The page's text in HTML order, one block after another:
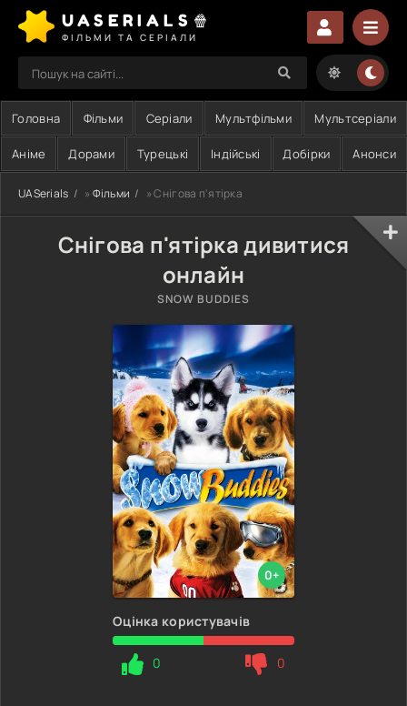
UASERIALS🍿
ФІЛЬМИ ТА СЕРІАЛИ
Головна Фільми Серіали Мультфільми Мультсеріали
Аніме Дорами Турецькі Індійські Добірки Анонси
UASerials » Фільми » Снігова п'ятірка
Снігова п'ятірка дивитися
онлайн
SNOW BUDDIES
0+
Оцінка користувачів
0 0